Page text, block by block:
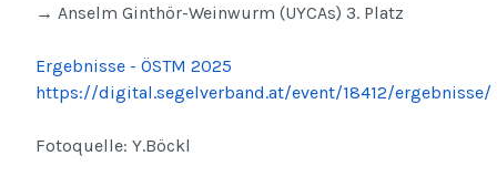
→ Anselm Ginthör-Weinwurm (UYCAs) 3. Platz
Ergebnisse - ÖSTM 2025
https://digital.segelverband.at/event/18412/ergebnisse/
Fotoquelle: Y.Böckl